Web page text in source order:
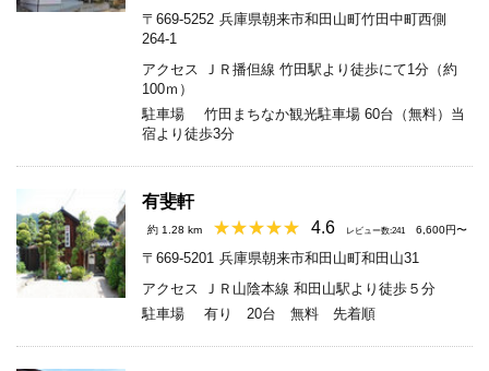
〒669-5252 兵庫県朝来市和田山町竹田中町西側
264-1
アクセス
ＪＲ播但線 竹田駅より徒歩にて1分（約
100ｍ）
駐車場
竹田まちなか観光駐車場 60台（無料）当
宿より徒歩3分
有斐軒
約 1.28 km 4.6 レビュー数:241 6,600円〜
〒669-5201 兵庫県朝来市和田山町和田山31
アクセス
ＪＲ山陰本線 和田山駅より徒歩５分
駐車場
有り 20台 無料 先着順